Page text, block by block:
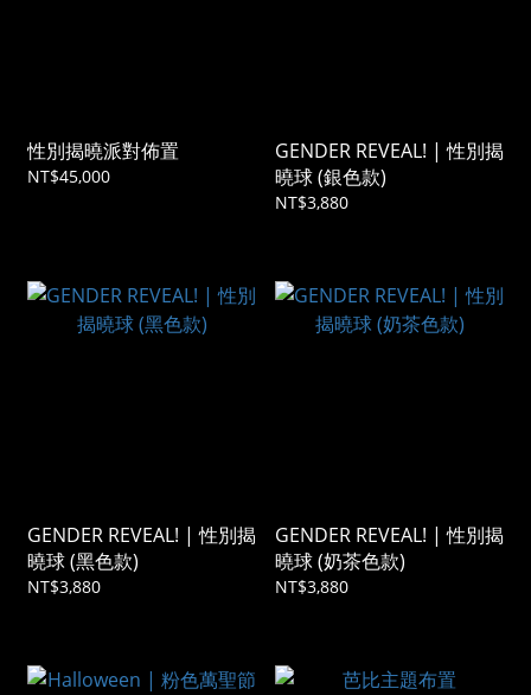
性別揭曉派對佈置
NT$45,000
GENDER REVEAL! | 性別揭
曉球 (銀色款)
NT$3,880
GENDER REVEAL! | 性別揭
曉球 (黑色款)
NT$3,880
GENDER REVEAL! | 性別揭
曉球 (奶茶色款)
NT$3,880